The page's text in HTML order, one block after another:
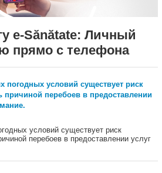
e-Sănătate: Личный
прямо с телефона
погодных условий существует риск
причиной перебоев в предоставлении
условий существует риск
перебоев в предоставлении услуг